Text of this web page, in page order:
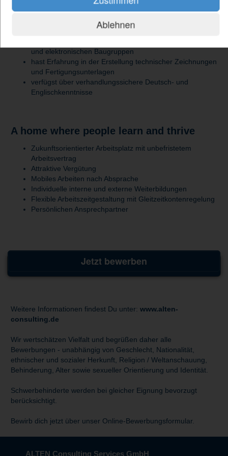
Ablehnen
Konstruktion mit SolidWorks mit
hast Erfahrung in der Entwicklung elektromechanischer
Systeme oder Geräte
und elektronischen Baugruppen
hast Erfahrung in der Erstellung technischer Zeichnungen
und Fertigungsunterlagen
verfügst über verhandlungssichere Deutsch- und
Englischkenntnisse
A home where people learn and thrive
Zukunftsorientierter Arbeitsplatz mit unbefristetem
Arbeitsvertrag
Attraktive Vergütung
Mobiles Arbeiten nach Absprache
Individuelle interne und externe Weiterbildungen
Flexible Arbeitszeitgestaltung mit Gleitzeitkontenregelung
Persönlichen Ansprechpartner
Jetzt bewerben
Weitere Informationen findest Du unter: www.alten-
consulting.de
Wir wertschätzen Vielfalt und begrüßen daher alle
Bewerbungen - unabhängig von Geschlecht, Nationalität,
ethnischer und sozialer Herkunft, Religion / Weltanschauung,
Behinderung, Alter sowie sexueller Orientierung und Identität.
Schwerbehinderte werden bei gleicher Eignung bevorzugt
berücksichtigt.
Bewirb dich jetzt über unser Online-Bewerbungsformular.
ALTEN Consulting Services GmbH